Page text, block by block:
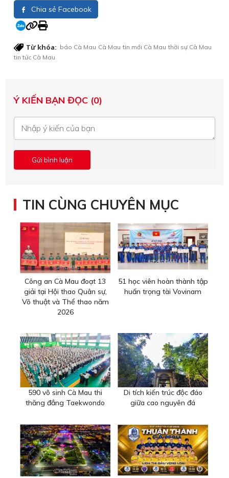
Chia sẻ Facebook
Từ khóa: báo Cà Mau Cà Mau tin mới Cà Mau thời sự Cà Mau
tin tức Cà Mau
Ý KIẾN BẠN ĐỌC (0)
TIN CÙNG CHUYÊN MỤC
Công an Cà Mau đoạt 13
giải tại Hội thao Quân sự,
Võ thuật và Thể thao năm
2026
51 học viên hoàn thành tập
huấn trọng tài Vovinam
590 võ sinh Cà Mau thi
thăng đẳng Taekwondo
Di tích kiến trúc độc đáo
giữa cao nguyên đá